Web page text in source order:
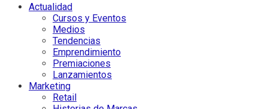
Actualidad
Cursos y Eventos
Medios
Tendencias
Emprendimiento
Premiaciones
Lanzamientos
Marketing
Retail